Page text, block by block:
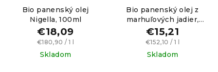
Bio panenský olej
Nigella, 100ml
€18,09
Jednotková
cena:
€180,90 / 1 l
Skladom
Bio panenský olej z
marhuľových jadier,
100ml
€15,21
Jednotková
cena:
€152,10 / 1 l
Skladom